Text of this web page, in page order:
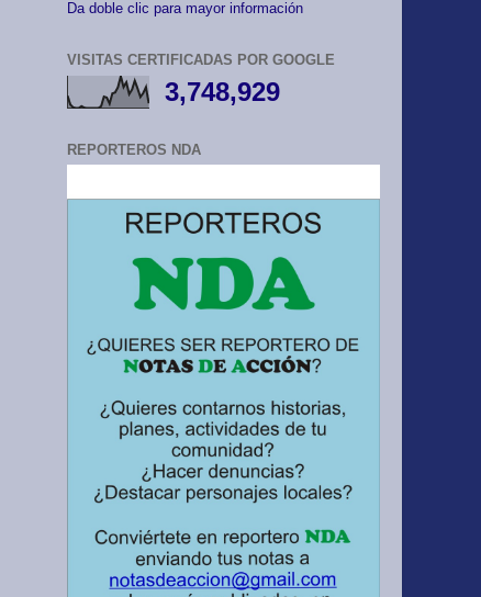
Da doble clic para mayor información
VISITAS CERTIFICADAS POR GOOGLE
3,748,929
REPORTEROS NDA